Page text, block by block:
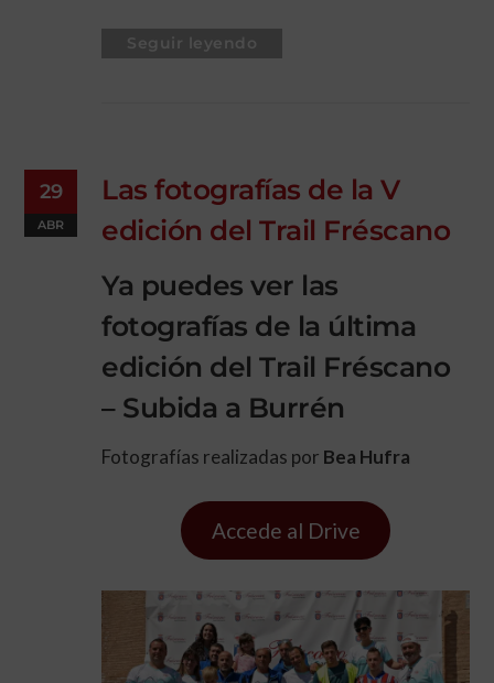
Seguir leyendo
29
ABR
Las fotografías de la V
edición del Trail Fréscano
Ya puedes ver las
fotografías de la última
edición del Trail Fréscano
– Subida a Burrén
Fotografías realizadas por Bea Hufra
Accede al Drive